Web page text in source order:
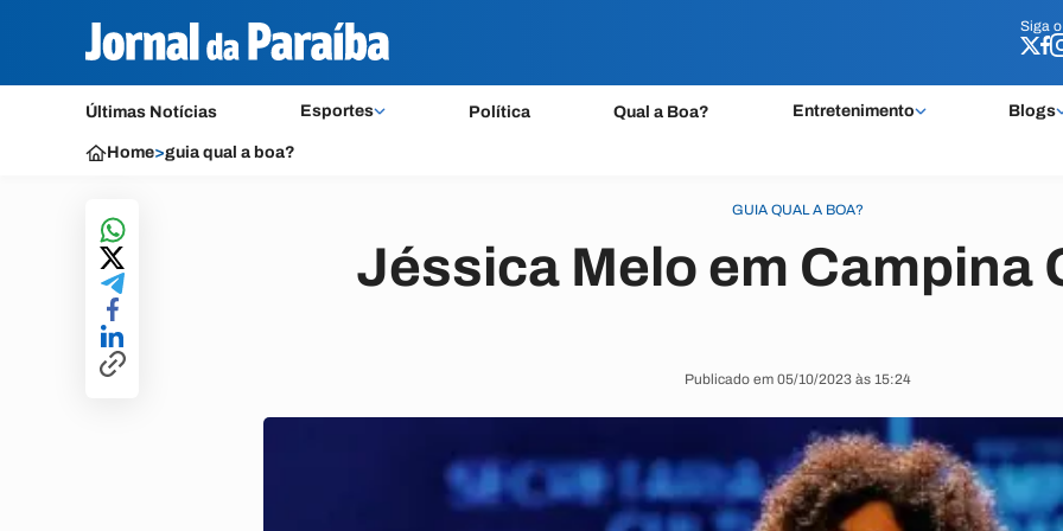
Siga o
Últimas Notícias Esportes Política Qual a Boa? Entretenimento Blogs
Siga o
Home>guia qual a boa?
GUIA QUAL A BOA?
Jéssica Melo em Campina
Publicado em 05/10/2023 às 15:24